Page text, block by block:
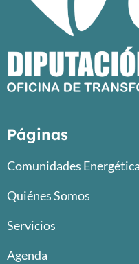
Páginas
Comunidades
Quiénes Somos
Servicios
Agenda